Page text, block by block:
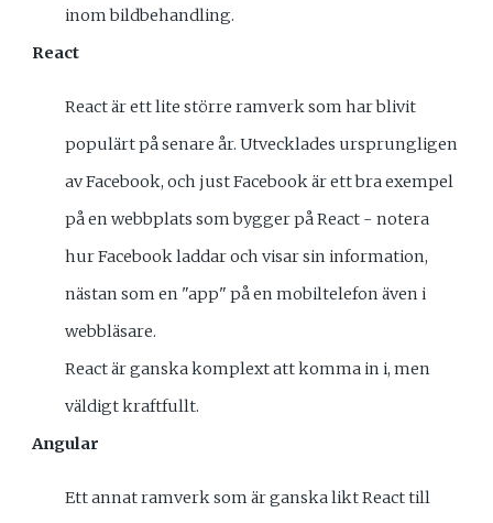
inom bildbehandling.
React
React är ett lite större ramverk som har blivit
populärt på senare år. Utvecklades ursprungligen
av Facebook, och just Facebook är ett bra exempel
på en webbplats som bygger på React - notera
hur Facebook laddar och visar sin information,
nästan som en "app" på en mobiltelefon även i
webbläsare.
React är ganska komplext att komma in i, men
väldigt kraftfullt.
Angular
Ett annat ramverk som är ganska likt React till